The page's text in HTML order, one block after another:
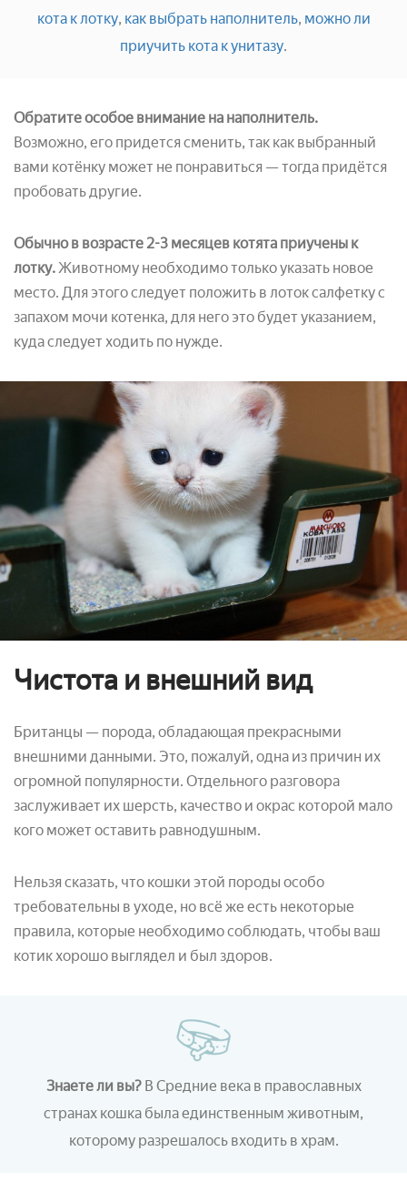
кота к лотку, как выбрать наполнитель, можно ли
приучить кота к унитазу.
Обратите особое внимание на наполнитель.
Возможно, его придется сменить, так как выбранный
вами котёнку может не понравиться — тогда придётся
пробовать другие.
Обычно в возрасте 2-3 месяцев котята приучены к
лотку.Животному необходимо только указать новое
место. Для этого следует положить в лоток салфетку с
запахом мочи котенка, для него это будет указанием,
куда следует ходить по нужде.
Чистота и внешний вид
Британцы — порода, обладающая прекрасными
внешними данными. Это, пожалуй, одна из причин их
огромной популярности. Отдельного разговора
заслуживает их шерсть, качество и окрас которой мало
кого может оставить равнодушным.
Нельзя сказать, что кошки этой породы особо
требовательны в уходе, но всё же есть некоторые
правила, которые необходимо соблюдать, чтобы ваш
котик хорошо выглядел и был здоров.
Знаете ли вы? В Средние века в православных
странах кошка была единственным животным,
которому разрешалось входить в храм.